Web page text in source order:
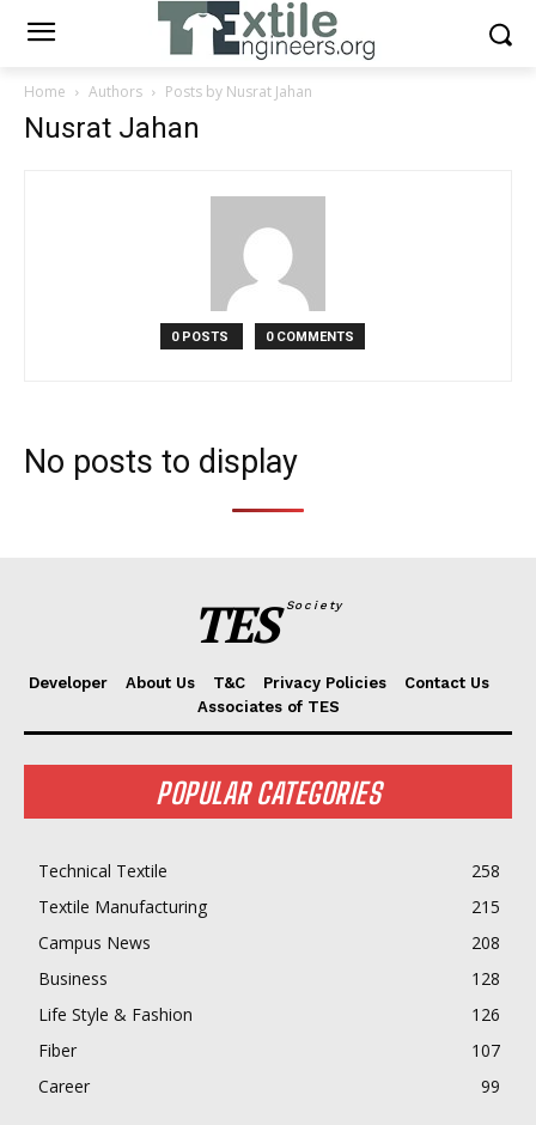
Home Authors Posts by Nusrat Jahan
Nusrat Jahan
0 POSTS 0 COMMENTS
No posts to display
TES Society
Developer About Us T&C Privacy Policies
Contact Us
Associates of TES
POPULAR CATEGORIES
Technical Textile
258
Textile Manufacturing
215
Campus News
208
Business
128
Life Style & Fashion
126
Fiber
107
Career
99